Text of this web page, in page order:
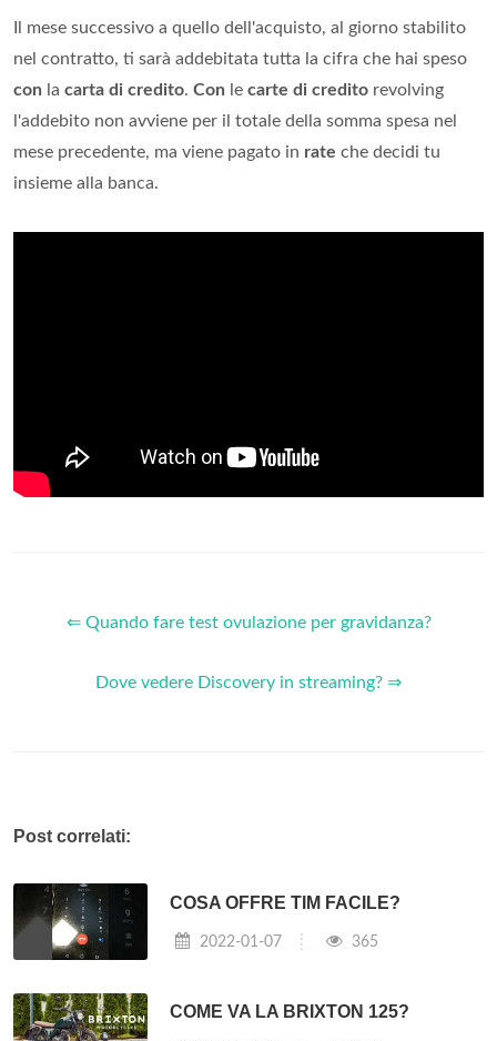
Il mese successivo a quello dell'acquisto, al giorno stabilito
nel contratto, ti sarà addebitata tutta la cifra che hai speso
con la carta di credito. Con le carte di credito revolving
l'addebito non avviene per il totale della somma spesa nel
mese precedente, ma viene pagato in rate che decidi tu
insieme alla banca.
⇐ Quando fare test ovulazione per gravidanza?
Dove vedere Discovery in streaming? ⇒
Post correlati:
COSA OFFRE TIM FACILE?
2022-01-07 365
COME VA LA BRIXTON 125?